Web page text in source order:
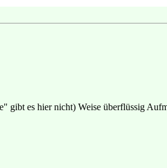
gibt es hier nicht) Weise überflüssig